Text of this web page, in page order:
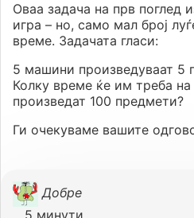
Оваа задача на прв поглед
игра – но, само мал број
време. Задачата гласи:
5 машини произведуваат 5
Колку време ќе им треба
произведат 100 предмети?
Ги очекуваме вашите
Добре